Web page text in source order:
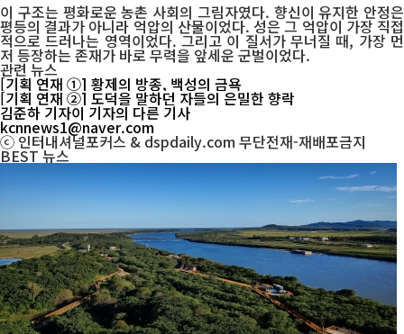
이 구조는 평화로운 농촌 사회의 그림자였다. 향신이 유지한 안정은
평등의 결과가 아니라 억압의 산물이었다. 성은 그 억압이 가장 직접
적으로 드러나는 영역이었다. 그리고 이 질서가 무너질 때, 가장 먼
저 등장하는 존재가 바로 무력을 앞세운 군벌이었다.
관련 뉴스
[기획 연재 ①] 황제의 방종, 백성의 금욕
[기획 연재 ②] 도덕을 말하던 자들의 은밀한 향락
김준하 기자이 기자의 다른 기사
kcnnews1@naver.com
ⓒ 인터내셔널포커스 & dspdaily.com 무단전재-재배포금지
BEST뉴스